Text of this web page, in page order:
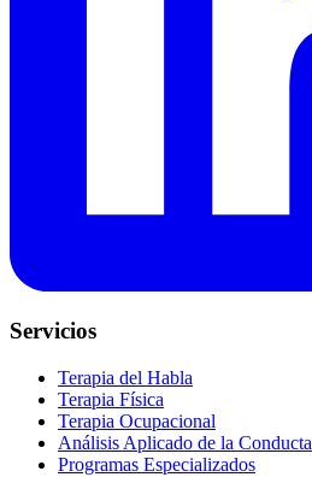
Servicios
Terapia del Habla
Terapia Física
Terapia Ocupacional
Análisis Aplicado de la Conducta
Programas Especializados